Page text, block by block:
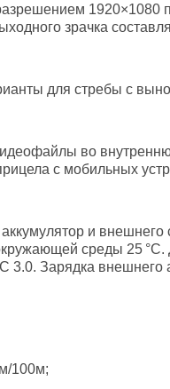
1920×1080
зрачка
для стребы с
во
с мобильных
и
среды 25
Зарядка внешнего
100м;